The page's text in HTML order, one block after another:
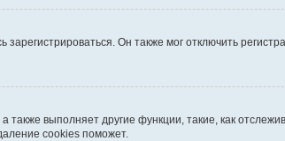
Он также мог отключить
выполняет другие функции, такие, как
cookies поможет.